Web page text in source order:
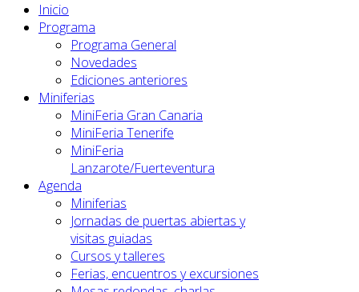
Inicio
Programa
Programa General
Novedades
Ediciones anteriores
Miniferias
MiniFeria Gran Canaria
MiniFeria Tenerife
MiniFeria
Lanzarote/Fuerteventura
Agenda
Miniferias
Jornadas de puertas abiertas y
visitas guiadas
Cursos y talleres
Ferias, encuentros y excursiones